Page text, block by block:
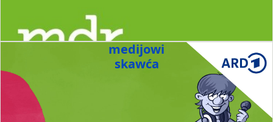
medijowi
skawća